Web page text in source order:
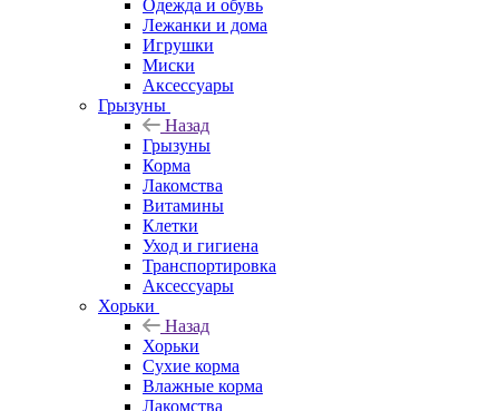
Одежда и обувь
Лежанки и дома
Игрушки
Миски
Аксессуары
Грызуны
Назад
Грызуны
Корма
Лакомства
Витамины
Клетки
Уход и гигиена
Транспортировка
Аксессуары
Хорьки
Назад
Хорьки
Сухие корма
Влажные корма
Лакомства